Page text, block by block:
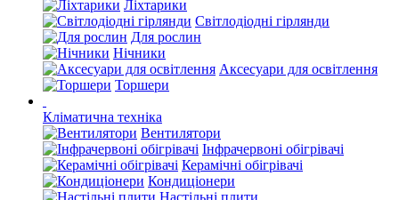
Ліхтарики
Світлодіодні гірлянди
Для рослин
Нічники
Аксесуари для освітлення
Торшери
Кліматична техніка
Вентилятори
Інфрачервоні обігрівачі
Керамічні обігрівачі
Кондиціонери
Настільні плити